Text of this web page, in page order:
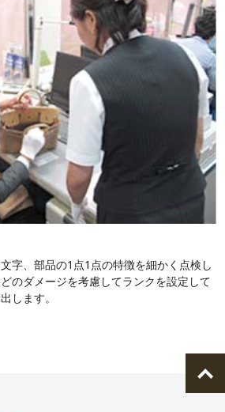
字、部品の1点1点の特徴を細かく点検し
のダメージを考慮してランクを設定して
します。